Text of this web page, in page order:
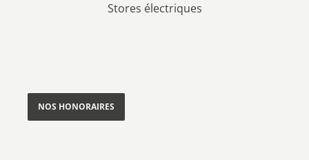
Stores électriques
NOS HONORAIRES